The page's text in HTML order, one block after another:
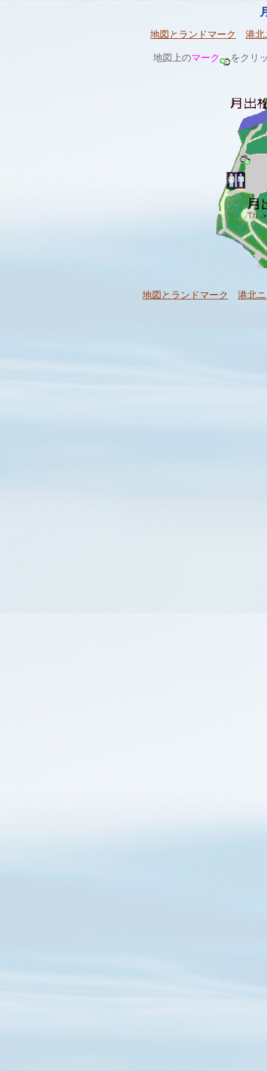
地図とランドマーク 港北
地図上のマーク をクリ
地図とランドマーク 港北